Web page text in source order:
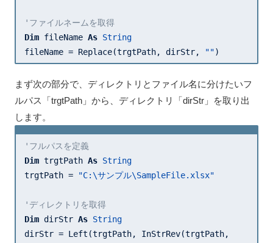
'ファイルネームを取得
Dim fileName As String
fileName = Replace(trgtPath, dirStr,
"")
まず次の部分で、ディレクトリとファイル名に分けたいフ
ルパス「trgtPath」から、ディレクトリ「dirStr」を取り出
します。
'フルパスを定義
Dim trgtPath As String
trgtPath =
"C:\サンプル\SampleFile.xlsx"
'ディレクトリを取得
Dim dirStr As String